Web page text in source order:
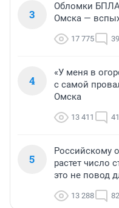
3
Обломки БПЛА
Омска —
17 775 39
4
«У меня в
с самой
Омска
13 411 41
5
Российскому
растет число
это не повод
13 288 82